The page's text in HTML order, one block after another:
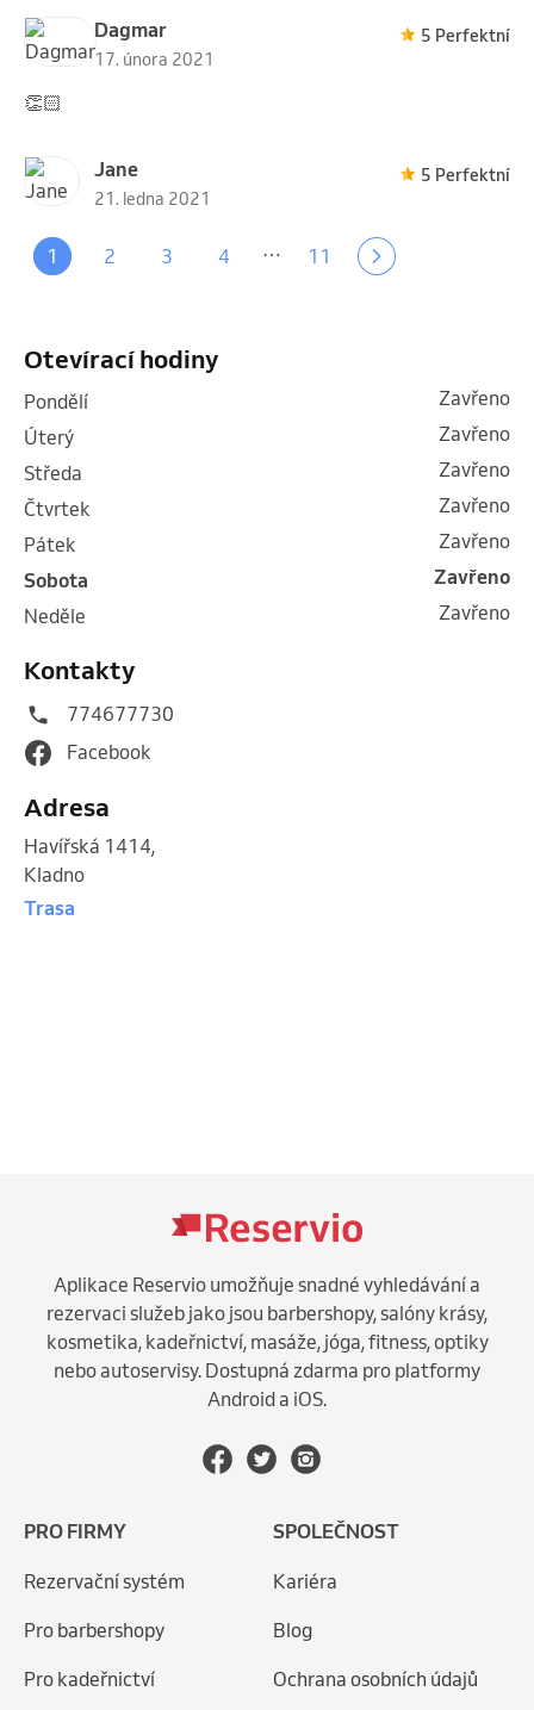
Dagmar
17. února 2021
5 Perfektní
👏🏻
Jane
21. ledna 2021
5 Perfektní
1 2 3 4 … 11
Otevírací hodiny
pondělí
Zavřeno
úterý
Zavřeno
středa
Zavřeno
čtvrtek
Zavřeno
pátek
Zavřeno
sobota
Zavřeno
neděle
Zavřeno
Kontakty
774677730
Facebook
Adresa
Havířská 1414,
Kladno
Trasa
Aplikace Reservio umožňuje snadné vyhledávání a
rezervaci služeb jako jsou barbershopy, salóny krásy,
kosmetika, kadeřnictví, masáže, jóga, fitness, optiky
nebo autoservisy. Dostupná zdarma pro platformy
Android a iOS.
PRO FIRMY
Rezervační systém
Pro barbershopy
Pro kadeřnictví
SPOLEČNOST
Kariéra
Blog
Ochrana osobních údajů